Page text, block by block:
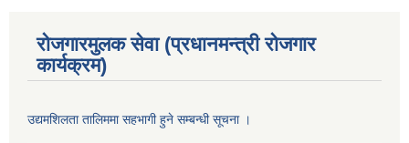
रोजगारमुलक सेवा (प्रधानमन्त्री रोजगार
कार्यक्रम)
उद्यमशिलता तालिममा सहभागी हुने सम्बन्धी सूचना ।